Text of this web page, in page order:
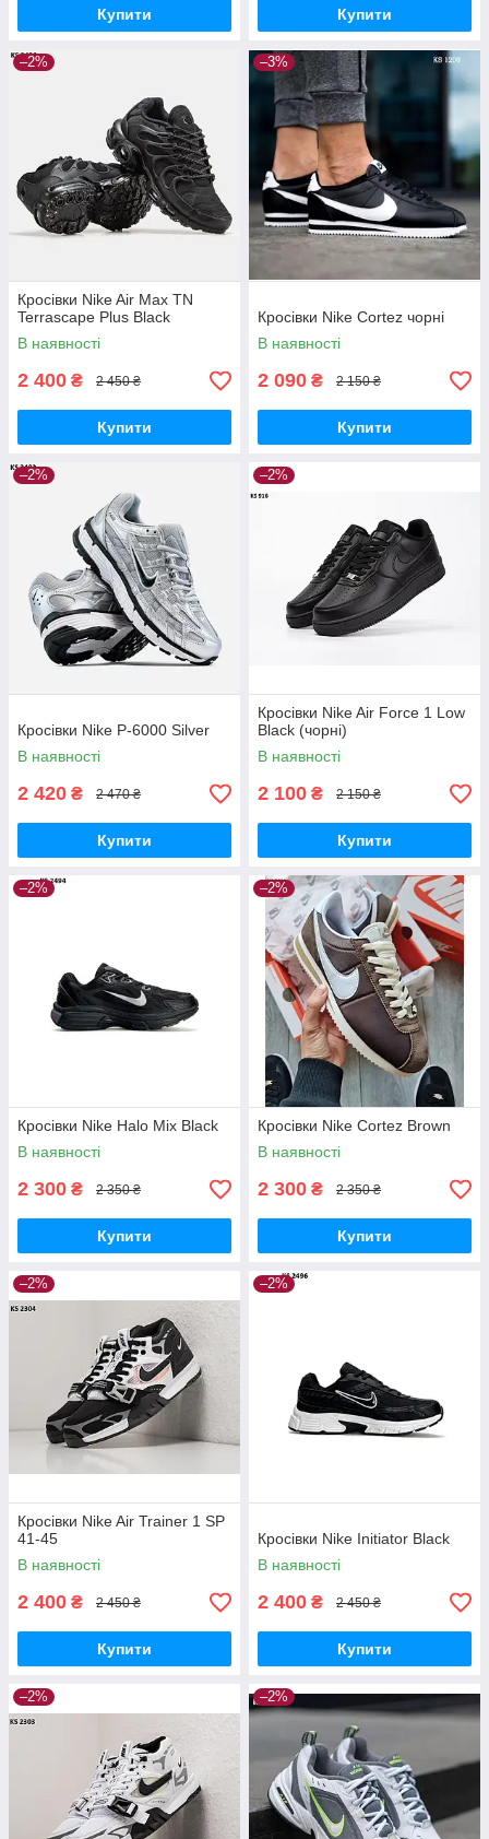
Купити Купити
–2%
Кросівки Nike Air Max TN
Terrascape Plus Black
В наявності
2 400 ₴ 2 450 ₴
Купити
–3%
Кросівки Nike Cortez чорні
В наявності
2 090 ₴ 2 150 ₴
Купити
–2%
Кросівки Nike P-6000 Silver
В наявності
2 420 ₴ 2 470 ₴
Купити
–2%
Кросівки Nike Air Force 1 Low
Black (чорні)
В наявності
2 100 ₴ 2 150 ₴
Купити
–2%
Кросівки Nike Halo Mix Black
В наявності
2 300 ₴ 2 350 ₴
Купити
–2%
Кросівки Nike Cortez Brown
В наявності
2 300 ₴ 2 350 ₴
Купити
–2%
Кросівки Nike Air Trainer 1 SP
41-45
В наявності
2 400 ₴ 2 450 ₴
Купити
–2%
Кросівки Nike Initiator Black
В наявності
2 400 ₴ 2 450 ₴
Купити
–2% –2%